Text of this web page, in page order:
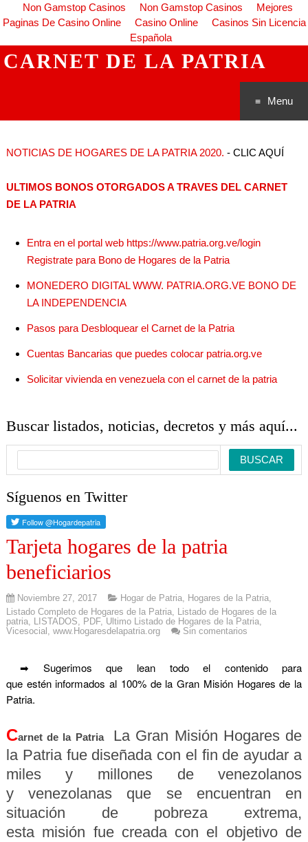
Non Gamstop Casinos Non Gamstop Casinos
Mejores
Paginas De Casino Online
Casino Online
Casinos Sin Licencia
Española
CARNET DE LA PATRIA
Menu
do
NOTICIAS DE HOGARES DE LA PATRIA 2020. - CLIC AQUÍ
ULTIMOS BONOS OTORGADOS A TRAVES DEL CARNET
DE LA PATRIA
Entra en el portal web https://www.patria.org.ve/login
Registrate para Bono de Hogares de la Patria
MONEDERO DIGITAL WWW. PATRIA.ORG.VE BONO DE
LA INDEPENDENCIA
Pasos para Desbloquear el Carnet de la Patria
Cuentas Bancarias que puedes colocar patria.org.ve
Solicitar vivienda en venezuela con el carnet de la patria
Buscar listados, noticias, decretos y más aquí...
Síguenos en Twitter
Tarjeta hogares de la patria
beneficiarios
Noviembre 27, 2017 Hogar de Patria, Hogares de la Patria,
Listado Completo de Hogares de la Patria,
Listado de Hogares de la
patria, LISTADOS PDF, Ultimo Listado de Hogares de la Patria,
Vicesocial
www.Hogaresdelapatria.org Sin comentarios
➡ Sugerimos que lean todo el contenido para
que estén informados al 100% de la Gran Misión Hogares de la
Patria.
Carnet de la Patria
La Gran Misión Hogares de
la Patria fue diseñada con el fin de ayudar a
miles y millones de venezolanos
y venezolanas que se encuentran en
situación de pobreza extrema,
esta misión fue creada con el objetivo de